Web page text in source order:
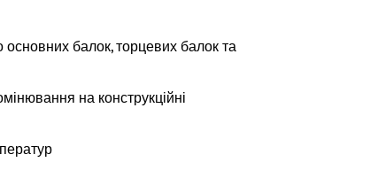
балок, торцевих балок та
на конструкційні